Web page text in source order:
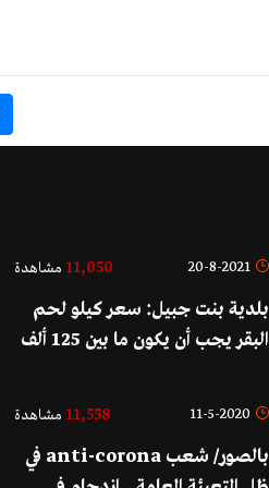
20-8-2021
11,050 مشاهدة
بلدية بنت جبيل: سعر كيلو لحم
البقر يجب أن يكون ما بين 125 ألف
ضبط في حال عدم الإلتزام
11-5-2020
11,558 مشاهدة
بالصور/ شعب anti-corona في